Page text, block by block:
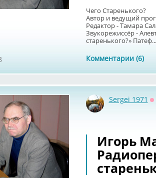
Чего Старенького?
Автор и ведущий
Редактор - Тамара
Звукорежиссёр -
старенького?» Патеф...
Комментарии (6)
Sergei 1971
Игорь